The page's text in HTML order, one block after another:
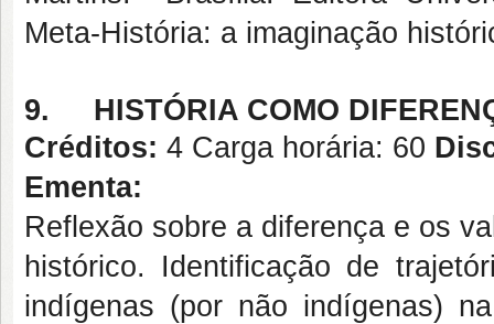
Meta-História: a imaginação
9. HISTÓRIA COMO
Créditos: 4 Carga horária: 60
Ementa:
Reflexão sobre a diferença e os
histórico. Identificação de
indígenas (por não indígenas)